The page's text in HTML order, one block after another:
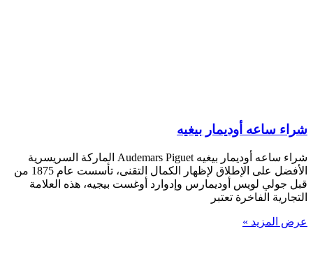
شراء ساعه أوديمار بيغيه
شراء ساعه أوديمار بيغيه Audemars Piguet الماركة السريسرية
الأفضل على الإطلاق لإظهار الكمال التقنى، تأسست عام 1875 من
قبل جولي لويس أوديمارس وإدوارد أوغست بيجيه، هذه العلامة
التجارية الفاخرة تعتبر
عرض المزيد »